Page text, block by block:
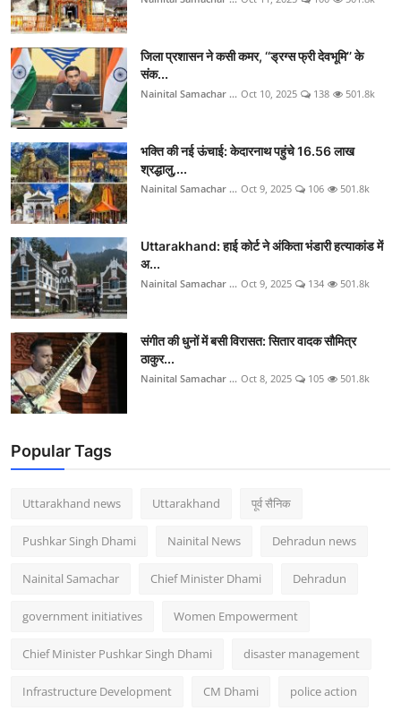
जिला प्रशासन ने कसी कमर, ‘‘ड्रग्स फ्री देवभूमि’’ के
संक...
Nainital Samachar ... Oct 10, 2025 138 501.8k
भक्ति की नई ऊंचाई: केदारनाथ पहुंचे 16.56 लाख
श्रद्धालु,...
Nainital Samachar ... Oct 9, 2025 106 501.8k
Uttarakhand: हाई कोर्ट ने अंकिता भंडारी हत्याकांड में
अ...
Nainital Samachar ... Oct 9, 2025 134 501.8k
संगीत की धुनों में बसी विरासत: सितार वादक सौमित्र
ठाकुर...
Nainital Samachar ... Oct 8, 2025 105 501.8k
Popular Tags
Uttarakhand news Uttarakhand पूर्व सैनिक
Pushkar Singh Dhami Nainital News Dehradun news
Nainital Samachar Chief Minister Dhami Dehradun
government initiatives Women Empowerment
Chief Minister Pushkar Singh Dhami disaster management
Infrastructure Development CM Dhami police action